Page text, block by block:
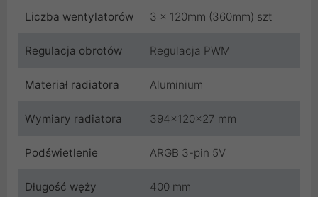
Liczba wentylatorów 3 x 120mm (360mm) szt
Regulacja obrotów Regulacja PWM
Materiał radiatora Aluminium
Wymiary radiatora 394x120x27 mm
Podświetlenie ARGB 3-pin 5V
Długość węży 400 mm